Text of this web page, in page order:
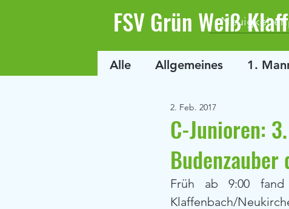
FSV Grün WeißNeuigkeiten
Alle
Allgemeines 1.
C-Junioren:
Budenzauber
2. Feb. 2017
Früh ab 9:00
Klaffenbach/